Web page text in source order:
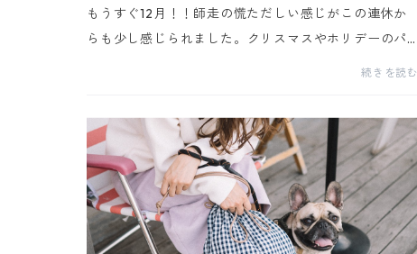
もうすぐ12月！！師走の慌ただしい感じがこの連休か
らも少し感じられました。クリスマスやホリデーのパ
ーティに向けて皆様にご活用いただけるホリデーギフ
ム、...
続きを読む